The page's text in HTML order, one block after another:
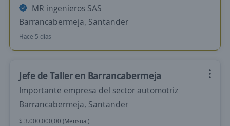
MR ingenieros SAS
Barrancabermeja, Santander
Hace 5 días
Jefe de Taller en Barrancabermeja
Importante empresa del sector automotriz
Barrancabermeja, Santander
$ 3.000.000,00 (Mensual)